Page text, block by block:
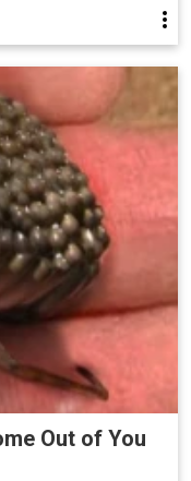
Out of You